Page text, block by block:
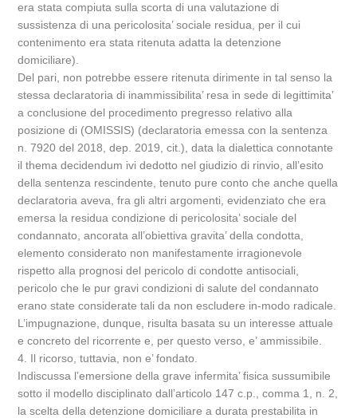
era stata compiuta sulla scorta di una valutazione di
sussistenza di una pericolosita’ sociale residua, per il cui
contenimento era stata ritenuta adatta la detenzione
domiciliare).
Del pari, non potrebbe essere ritenuta dirimente in tal senso la
stessa declaratoria di inammissibilita’ resa in sede di legittimita’
a conclusione del procedimento pregresso relativo alla
posizione di (OMISSIS) (declaratoria emessa con la sentenza
n. 7920 del 2018, dep. 2019, cit.), data la dialettica connotante
il thema decidendum ivi dedotto nel giudizio di rinvio, all’esito
della sentenza rescindente, tenuto pure conto che anche quella
declaratoria aveva, fra gli altri argomenti, evidenziato che era
emersa la residua condizione di pericolosita’ sociale del
condannato, ancorata all’obiettiva gravita’ della condotta,
elemento considerato non manifestamente irragionevole
rispetto alla prognosi del pericolo di condotte antisociali,
pericolo che le pur gravi condizioni di salute del condannato
erano state considerate tali da non escludere in-modo radicale.
L’impugnazione, dunque, risulta basata su un interesse attuale
e concreto del ricorrente e, per questo verso, e’ ammissibile.
4. Il ricorso, tuttavia, non e’ fondato.
Indiscussa l’emersione della grave infermita’ fisica sussumibile
sotto il modello disciplinato dall’articolo 147 c.p., comma 1, n. 2,
la scelta della detenzione domiciliare a durata prestabilita in